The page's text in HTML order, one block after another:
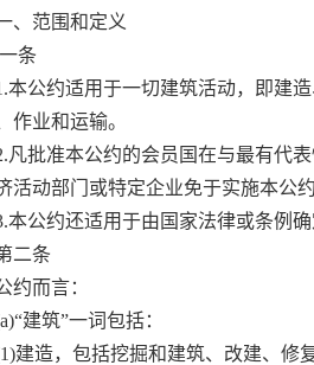
范围和定义
条
约适用于一切建筑活动，即建造
作业和运输。
准本公约的会员国在与最有代表
活动部门或特定企业免于实施本公
约还适用于由国家法律或条例确
条
约而言：
筑”一词包括：
造，包括挖掘和建筑、改建、修复